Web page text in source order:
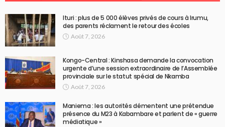
Ituri : plus de 5 000 élèves privés de cours à Irumu,
des parents réclament le retour des écoles
Août 7, 2026
Kongo-Central : Kinshasa demande la convocation
urgente d’une session extraordinaire de l’Assemblée
provinciale sur le statut spécial de Nkamba
Août 7, 2026
Maniema : les autorités démentent une prétendue
présence du M23 à Kabambare et parlent de « guerre
médiatique »